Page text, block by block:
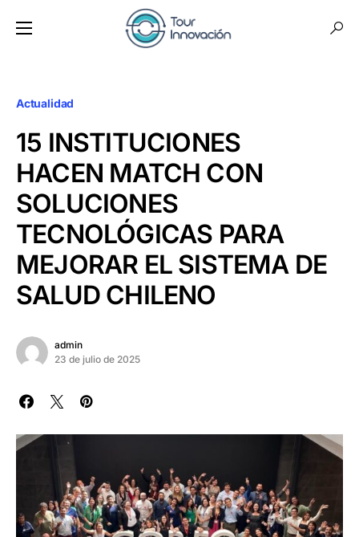
Actualidad
15 INSTITUCIONES
HACEN MATCH CON
SOLUCIONES
TECNOLÓGICAS PARA
MEJORAR EL SISTEMA DE
SALUD CHILENO
admin
23 de julio de 2025